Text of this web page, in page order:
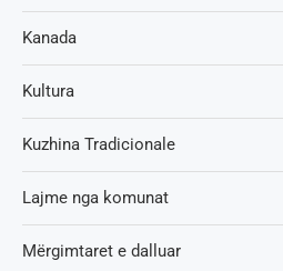
Kanada
Kultura
Kuzhina Tradicionale
Lajme nga komunat
Mërgimtaret e dalluar